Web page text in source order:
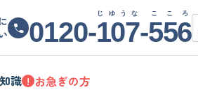
0120-107
じゆうな
-556
こころ
識 ! お急ぎの方